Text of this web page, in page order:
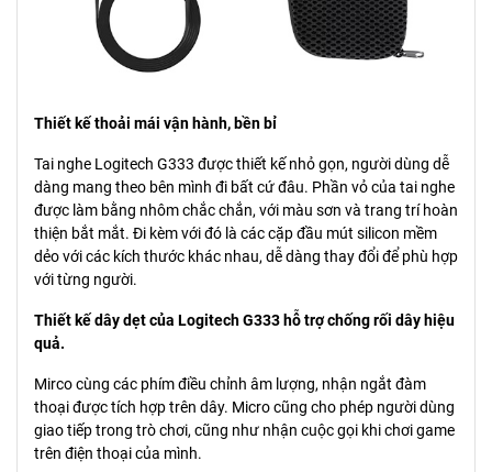
Thiết kế thoải mái vận hành, bền bỉ
Tai nghe Logitech G333 được thiết kế nhỏ gọn, người dùng dễ
dàng mang theo bên mình đi bất cứ đâu. Phần vỏ của tai nghe
được làm bằng nhôm chắc chắn, với màu sơn và trang trí hoàn
thiện bắt mắt. Đi kèm với đó là các cặp đầu mút silicon mềm
dẻo với các kích thước khác nhau, dễ dàng thay đổi để phù hợp
với từng người.
Thiết kế dây dẹt của Logitech G333 hỗ trợ chống rối dây hiệu
quả.
Mirco cùng các phím điều chỉnh âm lượng, nhận ngắt đàm
thoại được tích hợp trên dây. Micro cũng cho phép người dùng
giao tiếp trong trò chơi, cũng như nhận cuộc gọi khi chơi game
trên điện thoại của mình.